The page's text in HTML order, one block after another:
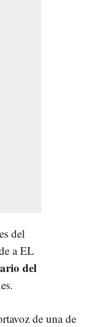
del
a EL
del
de una de